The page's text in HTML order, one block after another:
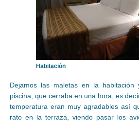
Habitación
Dejamos las maletas en la
piscina, que cerraba en una hora, es
temperatura eran muy agradables así
rato en la terraza, viendo pasar los